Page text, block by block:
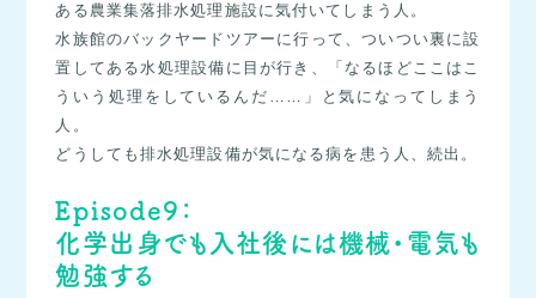
ある農業集落排水処理施設に気付いてしまう人。
水族館のバックヤードツアーに行って、ついつい裏に設
置してある水処理設備に目が行き、「なるほどここはこ
ういう処理をしているんだ……」と気になってしまう
人。
どうしても排水処理設備が気になる病を患う人、続出。
Episode9：
化学出身でも入社後には機械・電気も
勉強する